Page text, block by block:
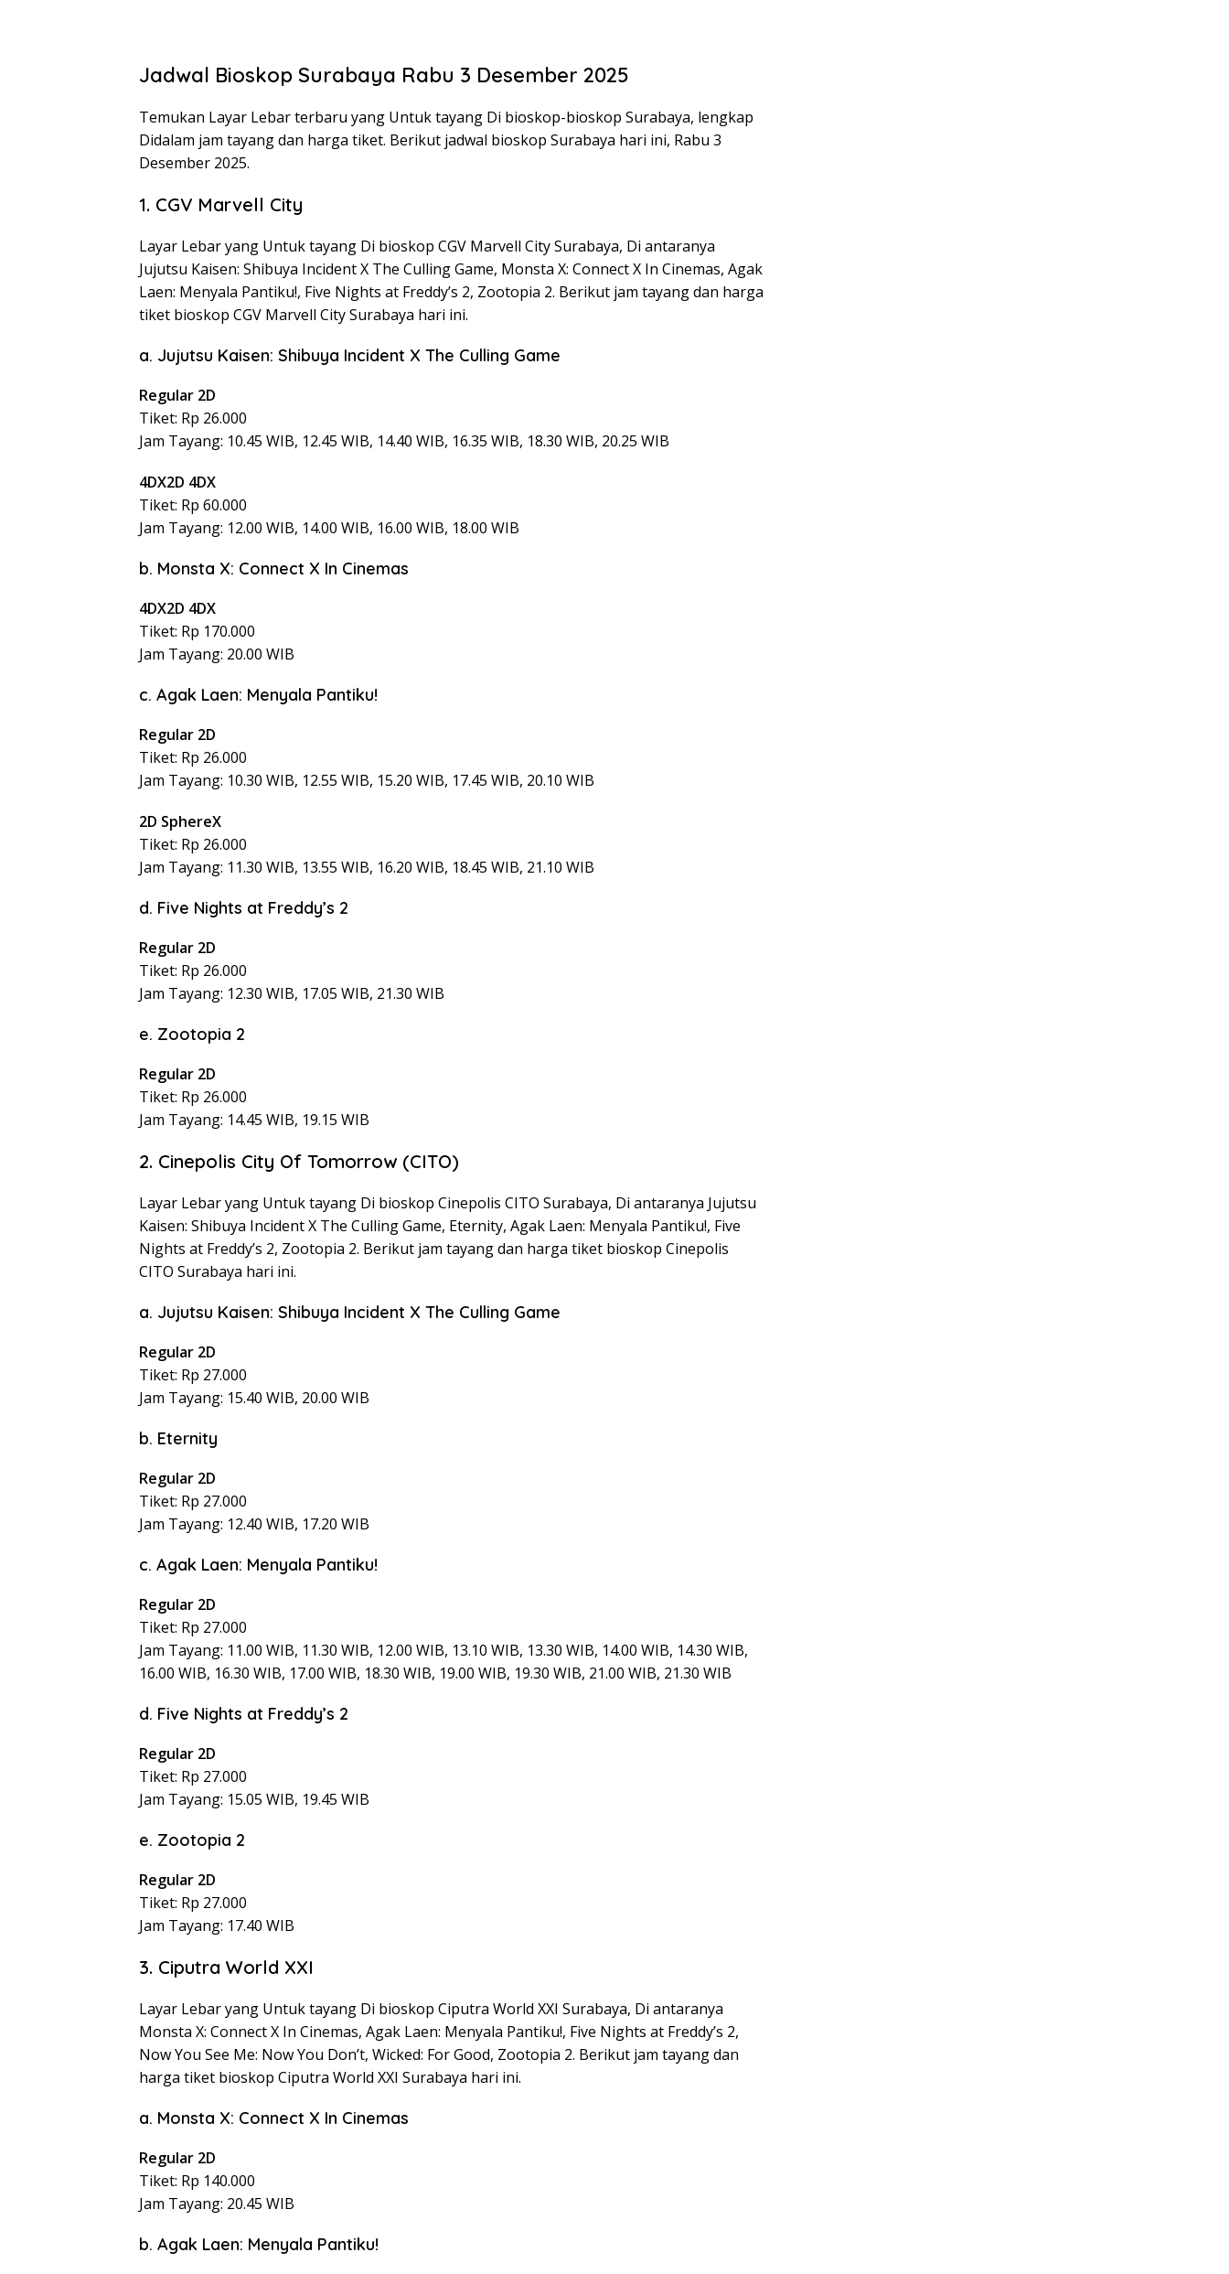
Jadwal Bioskop Surabaya Rabu 3 Desember 2025
Temukan Layar Lebar terbaru yang Untuk tayang Di bioskop-bioskop Surabaya, lengkap
Didalam jam tayang dan harga tiket. Berikut jadwal bioskop Surabaya hari ini, Rabu 3
Desember 2025.
1. CGV Marvell City
Layar Lebar yang Untuk tayang Di bioskop CGV Marvell City Surabaya, Di antaranya
Jujutsu Kaisen: Shibuya Incident X The Culling Game, Monsta X: Connect X In Cinemas, Agak
Laen: Menyala Pantiku!, Five Nights at Freddy’s 2, Zootopia 2. Berikut jam tayang dan harga
tiket bioskop CGV Marvell City Surabaya hari ini.
a. Jujutsu Kaisen: Shibuya Incident X The Culling Game
Regular 2D
Tiket: Rp 26.000
Jam Tayang: 10.45 WIB, 12.45 WIB, 14.40 WIB, 16.35 WIB, 18.30 WIB, 20.25 WIB
4DX2D 4DX
Tiket: Rp 60.000
Jam Tayang: 12.00 WIB, 14.00 WIB, 16.00 WIB, 18.00 WIB
b. Monsta X: Connect X In Cinemas
4DX2D 4DX
Tiket: Rp 170.000
Jam Tayang: 20.00 WIB
c. Agak Laen: Menyala Pantiku!
Regular 2D
Tiket: Rp 26.000
Jam Tayang: 10.30 WIB, 12.55 WIB, 15.20 WIB, 17.45 WIB, 20.10 WIB
2D SphereX
Tiket: Rp 26.000
Jam Tayang: 11.30 WIB, 13.55 WIB, 16.20 WIB, 18.45 WIB, 21.10 WIB
d. Five Nights at Freddy’s 2
Regular 2D
Tiket: Rp 26.000
Jam Tayang: 12.30 WIB, 17.05 WIB, 21.30 WIB
e. Zootopia 2
Regular 2D
Tiket: Rp 26.000
Jam Tayang: 14.45 WIB, 19.15 WIB
2. Cinepolis City Of Tomorrow (CITO)
Layar Lebar yang Untuk tayang Di bioskop Cinepolis CITO Surabaya, Di antaranya Jujutsu
Kaisen: Shibuya Incident X The Culling Game, Eternity, Agak Laen: Menyala Pantiku!, Five
Nights at Freddy’s 2, Zootopia 2. Berikut jam tayang dan harga tiket bioskop Cinepolis
CITO Surabaya hari ini.
a. Jujutsu Kaisen: Shibuya Incident X The Culling Game
Regular 2D
Tiket: Rp 27.000
Jam Tayang: 15.40 WIB, 20.00 WIB
b. Eternity
Regular 2D
Tiket: Rp 27.000
Jam Tayang: 12.40 WIB, 17.20 WIB
c. Agak Laen: Menyala Pantiku!
Regular 2D
Tiket: Rp 27.000
Jam Tayang: 11.00 WIB, 11.30 WIB, 12.00 WIB, 13.10 WIB, 13.30 WIB, 14.00 WIB, 14.30 WIB,
16.00 WIB, 16.30 WIB, 17.00 WIB, 18.30 WIB, 19.00 WIB, 19.30 WIB, 21.00 WIB, 21.30 WIB
d. Five Nights at Freddy’s 2
Regular 2D
Tiket: Rp 27.000
Jam Tayang: 15.05 WIB, 19.45 WIB
e. Zootopia 2
Regular 2D
Tiket: Rp 27.000
Jam Tayang: 17.40 WIB
3. Ciputra World XXI
Layar Lebar yang Untuk tayang Di bioskop Ciputra World XXI Surabaya, Di antaranya
Monsta X: Connect X In Cinemas, Agak Laen: Menyala Pantiku!, Five Nights at Freddy’s 2,
Now You See Me: Now You Don’t, Wicked: For Good, Zootopia 2. Berikut jam tayang dan
harga tiket bioskop Ciputra World XXI Surabaya hari ini.
a. Monsta X: Connect X In Cinemas
Regular 2D
Tiket: Rp 140.000
Jam Tayang: 20.45 WIB
b. Agak Laen: Menyala Pantiku!